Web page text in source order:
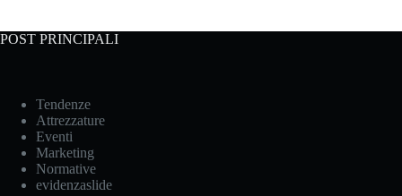
POST PRINCIPALI
Tendenze
Attrezzature
Eventi
Marketing
Normative
evidenzaslide